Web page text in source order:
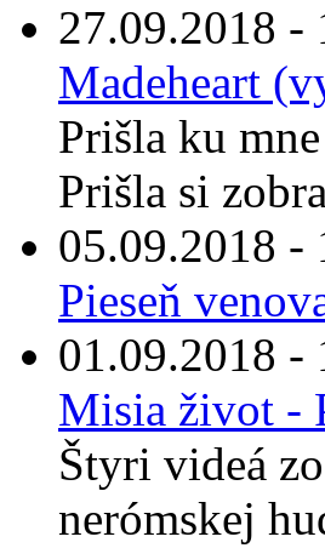
27.09.2018 -
Madeheart
Prišla ku
Prišla si
05.09.2018 -
Pieseň
01.09.2018 -
Misia život -
Štyri videá
nerómskej